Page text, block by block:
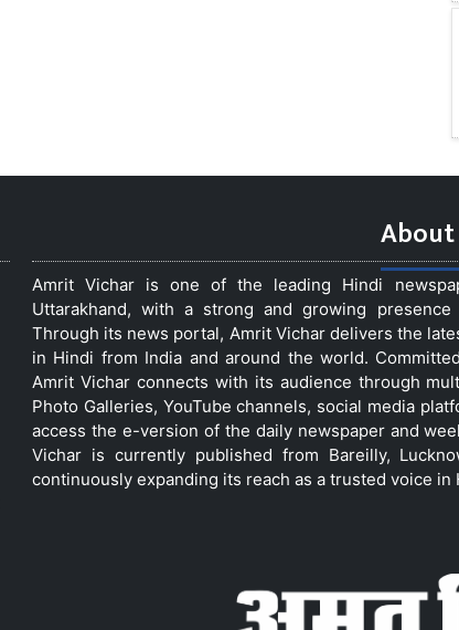
About
Amrit Vichar is one of the leading Hindi
Uttarakhand, with a strong and growing
Through its news portal, Amrit Vichar delivers the
in Hindi from India and around the world.
Amrit Vichar connects with its audience through
Photo Galleries, YouTube channels, social media
access the e-version of the daily newspaper and
Vichar is currently published from Bareilly,
continuously expanding its reach as a trusted voice